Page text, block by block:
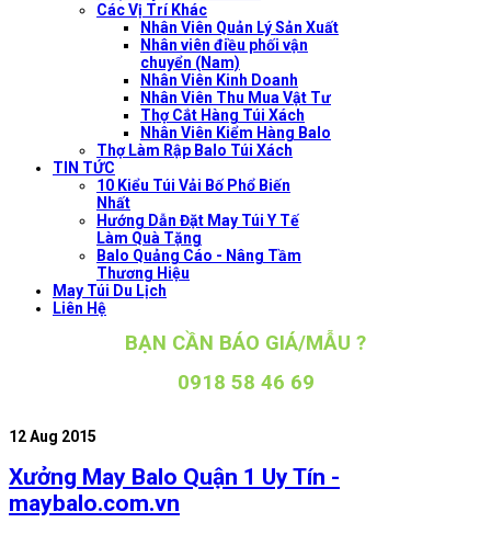
Các Vị Trí Khác
Nhân Viên Quản Lý Sản Xuất
Nhân viên điều phối vận
chuyển (Nam)
Nhân Viên Kinh Doanh
Nhân Viên Thu Mua Vật Tư
Thợ Cắt Hàng Túi Xách
Nhân Viên Kiểm Hàng Balo
Thợ Làm Rập Balo Túi Xách
TIN TỨC
10 Kiểu Túi Vải Bố Phổ Biến
Nhất
Hướng Dẫn Đặt May Túi Y Tế
Làm Quà Tặng
Balo Quảng Cáo - Nâng Tầm
Thương Hiệu
May Túi Du Lịch
Liên Hệ
BẠN CẦN BÁO GIÁ/MẪU ?
0918 58 46 69
12Aug 2015
Xưởng May Balo Quận 1 Uy Tín -
maybalo.com.vn